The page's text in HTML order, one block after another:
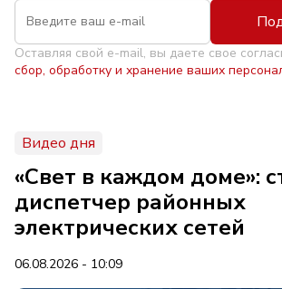
Оставляя свой e-mail, вы даете свое
сбор, обработку и хранение ваших
Видео дня
«Свет в каждом доме»:
диспетчер районных
электрических сетей
06.08.2026 - 10:09